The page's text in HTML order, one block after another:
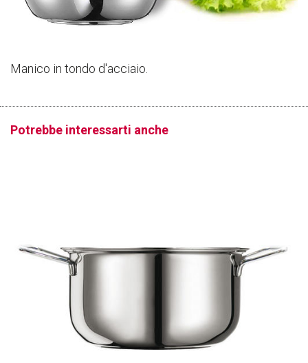
Manico in tondo d'acciaio.
Potrebbe interessarti anche